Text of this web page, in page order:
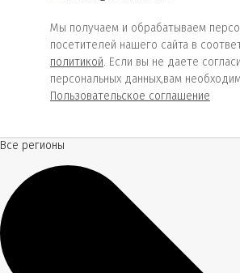
Мы получаем и обрабатываем
посетителей нашего сайта в
политикой. Если вы не даете
персональных данных,вам
Пользовательское соглашение
Все регионы